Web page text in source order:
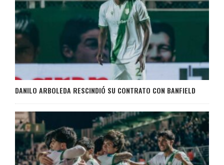
DANILO ARBOLEDA RESCINDIÓ SU CONTRATO CON BANFIELD